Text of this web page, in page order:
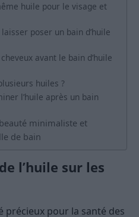
huile pour le visage et
poser un bain d’huile
avant le bain d’huile
huiles ?
l’huile après un bain
minimaliste et
de bain
l’huile sur les
précieux pour la santé des